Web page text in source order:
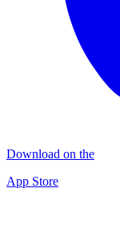
Download on the
App Store